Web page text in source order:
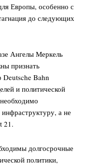
Европы, особенно с
до следующих
Ангелы Меркель
признать
Deutsche Bahn
и политической
а не
21.
долгосрочные
политики,